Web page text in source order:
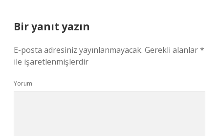
Bir yanıt yazın
E-posta adresiniz yayınlanmayacak. Gerekli alanlar*
ile işaretlenmişlerdir
Yorum